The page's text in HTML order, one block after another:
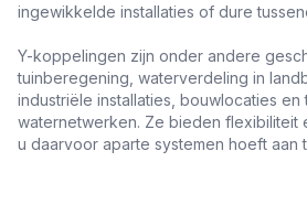
ingewikkelde installaties of dure
Y-koppelingen zijn onder andere
tuinberegening, waterverdeling in
industriële installaties, bouwlocaties en
waternetwerken. Ze bieden flexibiliteit
u daarvoor aparte systemen hoeft aan